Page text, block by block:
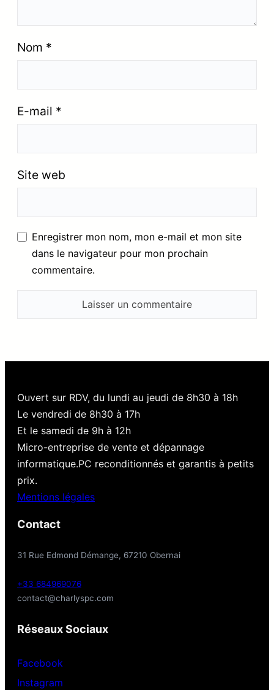
Nom *
E-mail *
Site web
Enregistrer mon nom, mon e-mail et mon site
dans le navigateur pour mon prochain
commentaire.
Ouvert sur RDV, du lundi au jeudi de 8h30 à 18h
Le vendredi de 8h30 à 17h
Et le samedi de 9h à 12h
Micro-entreprise de vente et dépannage
informatique.PC reconditionnés et garantis à petits
prix.
Mentions légales
Contact
31 Rue Edmond Démange, 67210 Obernai
+33 684969076
contact@charlyspc.com
Réseaux Sociaux
Facebook
Instagram